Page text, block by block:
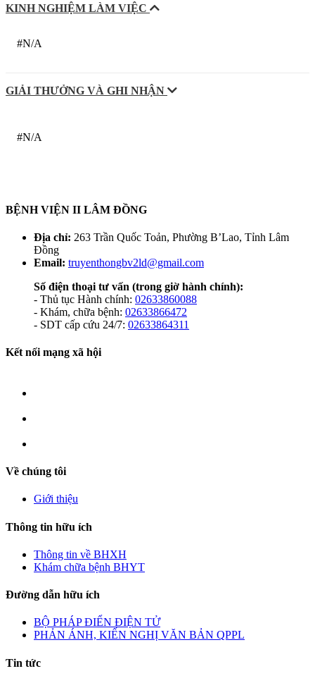
KINH NGHIỆM LÀM VIỆC
#N/A
GIẢI THƯỞNG VÀ GHI NHẬN
#N/A
BỆNH VIỆN II LÂM ĐỒNG
Địa chỉ: 263 Trần Quốc Toản, Phường B’Lao, Tỉnh Lâm
Đồng
Email: truyenthongbv2ld@gmail.com
Số điện thoại tư vấn (trong giờ hành chính):
- Thủ tục Hành chính: 02633860088
- Khám, chữa bệnh: 02633866472
- SDT cấp cứu 24/7: 02633864311
Kết nối mạng xã hội
Về chúng tôi
Giới thiệu
Thông tin hữu ích
Thông tin về BHXH
Khám chữa bệnh BHYT
Đường dẫn hữu ích
BỘ PHÁP ĐIỂN ĐIỆN TỬ
PHẢN ÁNH, KIẾN NGHỊ VĂN BẢN QPPL
Tin tức